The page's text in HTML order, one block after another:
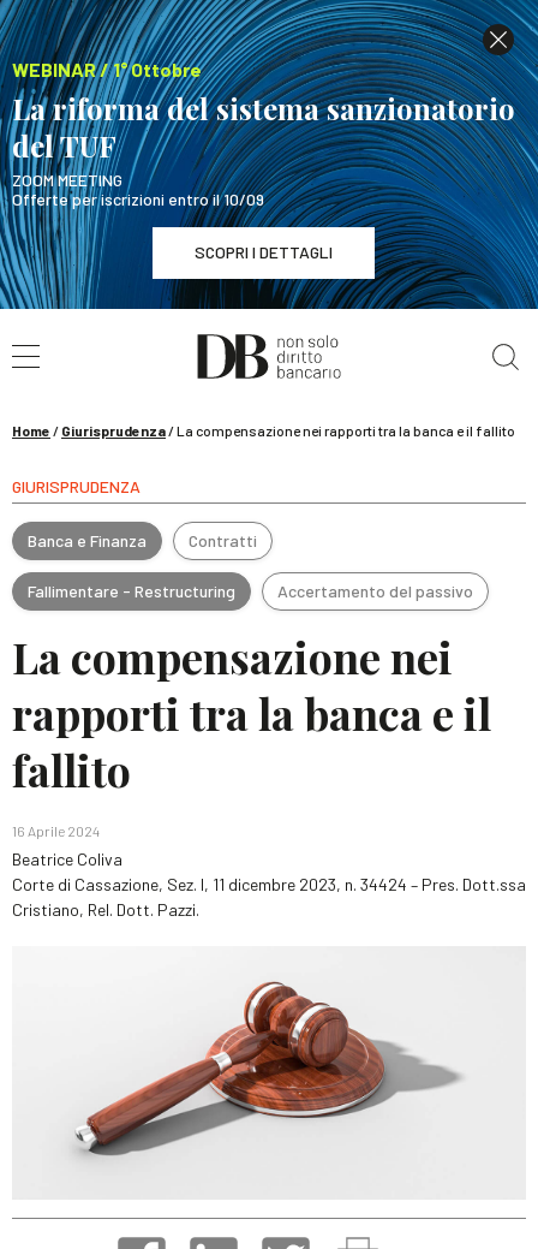
WEBINAR / 1° Ottobre
La riforma del sistema sanzionatorio
del TUF
ZOOM MEETING
Offerte per iscrizioni entro il 10/09
SCOPRI I DETTAGLI
WEBINAR / 1° Ottobre
La riforma del sistema sanzionatorio del TUF
Home / Giurisprudenza/La compensazione nei rapporti tra la banca e il fallito
GIURISPRUDENZA
Banca e Finanza Contratti
Fallimentare - Restructuring Accertamento del passivo
La compensazione nei
rapporti tra la banca e il
fallito
16 Aprile 2024
Beatrice Coliva
Corte di Cassazione, Sez. I, 11 dicembre 2023, n. 34424 – Pres. Dott.ssa
Cristiano, Rel. Dott. Pazzi.